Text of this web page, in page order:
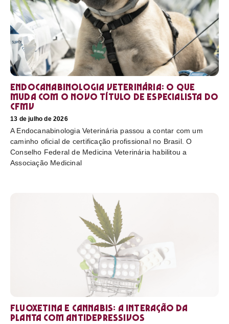
Endocanabinologia Veterinária: o que
muda com o novo título de especialista do
CFMV
13 de julho de 2026
A Endocanabinologia Veterinária passou a contar com um
caminho oficial de certificação profissional no Brasil. O
Conselho Federal de Medicina Veterinária habilitou a
Associação Medicinal
Fluoxetina e Cannabis: a interação da
planta com antidepressivos